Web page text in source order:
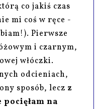
co jakiś czas
mi coś w ręce -
Pierwsze
i czarnym,
włóczki.
odcieniach,
sposób, lecz z
na